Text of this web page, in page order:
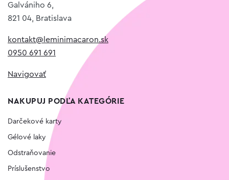
Galvániho 6,
821 04, Bratislava
kontakt@leminimacaron.sk
0950 691 691
Navigovať
NAKUPUJ PODĽA KATEGÓRIE
Darčekové karty
Gélové laky
Odstraňovanie
Príslušenstvo